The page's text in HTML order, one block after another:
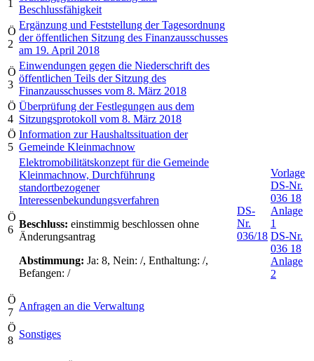
1
Beschlussfähigkeit
Ö
2
Ergänzung und Feststellung der Tagesordnung
der öffentlichen Sitzung des Finanzausschusses
am 19. April 2018
Ö
3
Einwendungen gegen die Niederschrift des
öffentlichen Teils der Sitzung des
Finanzausschusses vom 8. März 2018
Ö
4
Überprüfung der Festlegungen aus dem
Sitzungsprotokoll vom 8. März 2018
Ö
5
Information zur Haushaltssituation der
Gemeinde Kleinmachnow
Ö
6
Elektromobilitätskonzept für die Gemeinde
Kleinmachnow, Durchführung
standortbezogener
Interessenbekundungsverfahren
Beschluss: einstimmig beschlossen ohne
Änderungsantrag
Abstimmung: Ja: 8, Nein: /, Enthaltung: /,
Befangen: /
DS-
Nr.
036/18
Vorlage
DS-Nr.
036 18
Anlage
1
DS-Nr.
036 18
Anlage
2
Ö
7
Anfragen an die Verwaltung
Ö
8
Sonstiges